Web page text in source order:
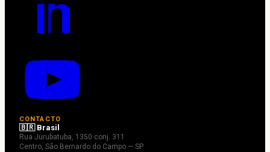
CONTACTO
🇧🇷 Brasil
Rua Jurubatuba, 1350 conj. 311
Centro, São Bernardo do Campo — SP